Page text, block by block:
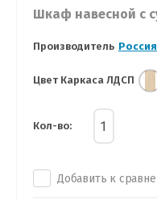
Шкаф навесной с
Производитель Россия
Цвет Каркаса ЛДСП
Кол-во:
Добавить к